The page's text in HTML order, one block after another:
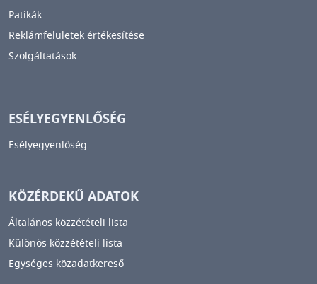
Patikák
Reklámfelületek értékesítése
Szolgáltatások
ESÉLYEGYENLŐSÉG
Esélyegyenlőség
KÖZÉRDEKŰ ADATOK
Általános közzétételi lista
Különös közzétételi lista
Egységes közadatkereső